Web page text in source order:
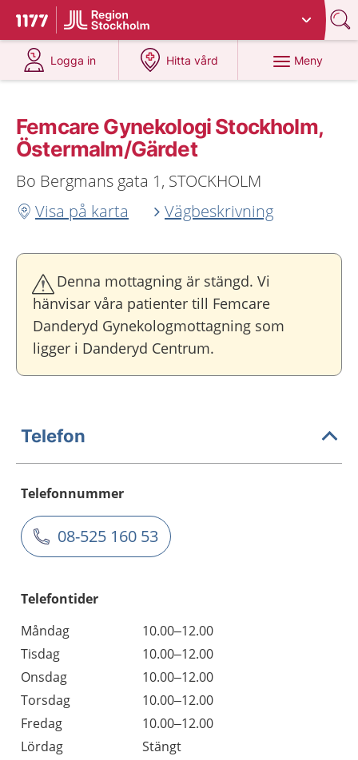
Till startsidan för 1177
Du har valt region
Logga in
på 1177.se
Hitta vård
på 1177.se
Meny
Femcare Gynekologi Stockholm,
Östermalm/Gärdet
Bo Bergmans gata 1, STOCKHOLM
Visa på karta
Vägbeskrivning
Denna mottagning är stängd. Vi
hänvisar våra patienter till Femcare
Danderyd Gynekologmottagning som
ligger i Danderyd Centrum.
Telefon
Telefonnummer
08-525 160 53
Telefontider
Måndag
10.00–12.00
Tisdag
10.00–12.00
Onsdag
10.00–12.00
Torsdag
10.00–12.00
Fredag
10.00–12.00
Lördag
Stängt